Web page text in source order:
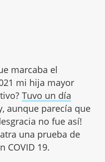
marcaba el
mi hija mayor
Tuvo un día
aunque parecía que
no fue así!
una prueba de
COVID 19.